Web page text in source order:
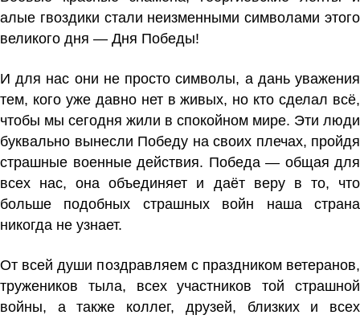
алые гвоздики стали неизменными символами этого
великого дня — Дня Победы!
И для нас они не просто символы, а дань уважения
тем, кого уже давно нет в живых, но кто сделал всё,
чтобы мы сегодня жили в спокойном мире. Эти люди
буквально вынесли Победу на своих плечах, пройдя
страшные военные действия. Победа — общая для
всех нас, она объединяет и даёт веру в то, что
больше подобных страшных войн наша страна
никогда не узнает.
От всей души поздравляем с праздником ветеранов,
тружеников тыла, всех участников той страшной
войны, а также коллег, друзей, близких и всех